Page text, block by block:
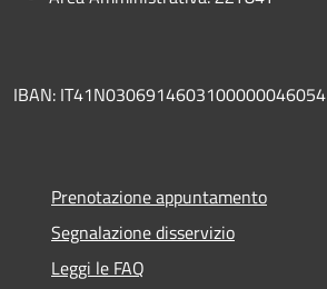
IBAN: IT41N0306914603100000046054
Prenotazione appuntamento
Segnalazione disservizio
Leggi le FAQ